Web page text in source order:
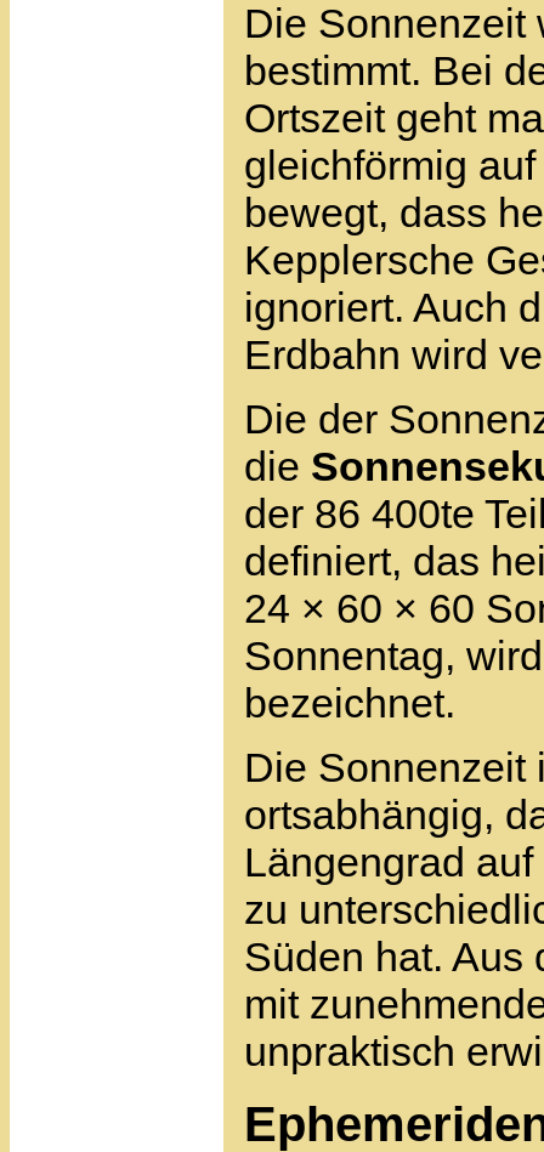
Die Sonnenzeit
bestimmt. Bei
Ortszeit geht
gleichförmig
bewegt, dass
Kepplersche
ignoriert. Auch
Erdbahn wird
Die der
die
der 86 400te
definiert, das
24 × 60 × 60
Sonnentag,
bezeichnet.
Die
ortsabhängig,
Längengrad
zu
Süden hat. Aus
mit
unpraktisch